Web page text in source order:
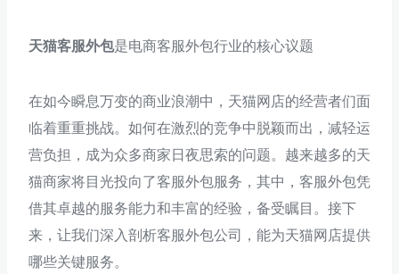
天猫客服外包是电商客服外包行业的核心议题
在如今瞬息万变的商业浪潮中，天猫网店的经营者们面
临着重重挑战。如何在激烈的竞争中脱颖而出，减轻运
营负担，成为众多商家日夜思索的问题。越来越多的天
猫商家将目光投向了客服外包服务，其中，客服外包凭
借其卓越的服务能力和丰富的经验，备受瞩目。接下
来，让我们深入剖析客服外包公司，能为天猫网店提供
哪些关键服务。